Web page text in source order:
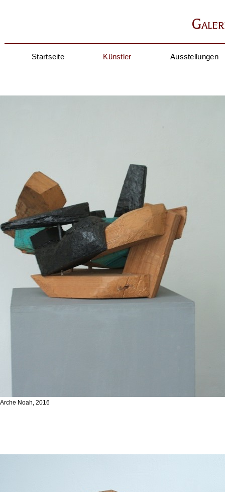
Startseite Künstler Ausstellungen
Arche Noah, 2016